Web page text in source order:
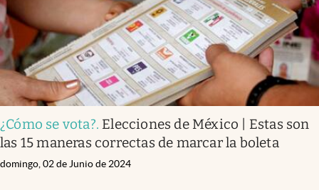
¿Cómo se vota?. Elecciones de México | Estas son
las 15 maneras correctas de marcar la boleta
domingo, 02 de Junio de 2024